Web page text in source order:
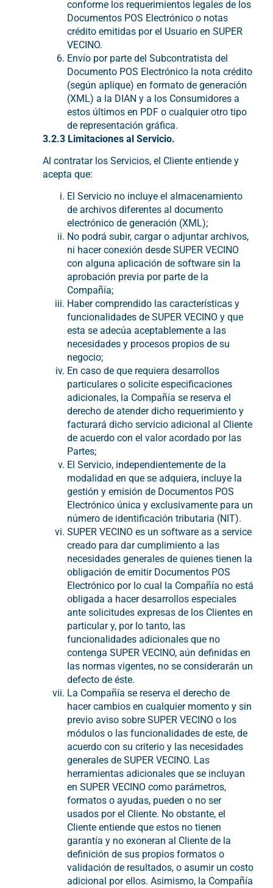
conforme los requerimientos legales de los
Documentos POS Electrónico o notas
crédito emitidas por el Usuario en SUPER
VECINO.
Envío por parte del Subcontratista del
Documento POS Electrónico la nota crédito
(según aplique) en formato de generación
(XML) a la DIAN y a los Consumidores a
estos últimos en PDF o cualquier otro tipo
de representación gráfica.
3.2.3 Limitaciones al Servicio.
Al contratar los Servicios, el Cliente entiende y
acepta que:
El Servicio no incluye el almacenamiento
de archivos diferentes al documento
electrónico de generación (XML);
No podrá subir, cargar o adjuntar archivos,
ni hacer conexión desde SUPER VECINO
con alguna aplicación de software sin la
aprobación previa por parte de la
Compañía;
Haber comprendido las características y
funcionalidades de SUPER VECINO y que
esta se adecúa aceptablemente a las
necesidades y procesos propios de su
negocio;
En caso de que requiera desarrollos
particulares o solicite especificaciones
adicionales, la Compañía se reserva el
derecho de atender dicho requerimiento y
facturará dicho servicio adicional al Cliente
de acuerdo con el valor acordado por las
Partes;
El Servicio, independientemente de la
modalidad en que se adquiera, incluye la
gestión y emisión de Documentos POS
Electrónico única y exclusivamente para un
número de identificación tributaria (NIT).
SUPER VECINO es un software as a service
creado para dar cumplimiento a las
necesidades generales de quienes tienen la
obligación de emitir Documentos POS
Electrónico por lo cual la Compañía no está
obligada a hacer desarrollos especiales
ante solicitudes expresas de los Clientes en
particular y, por lo tanto, las
funcionalidades adicionales que no
contenga SUPER VECINO, aún definidas en
las normas vigentes, no se considerarán un
defecto de éste.
La Compañía se reserva el derecho de
hacer cambios en cualquier momento y sin
previo aviso sobre SUPER VECINO o los
módulos o las funcionalidades de este, de
acuerdo con su criterio y las necesidades
generales de SUPER VECINO. Las
herramientas adicionales que se incluyan
en SUPER VECINO como parámetros,
formatos o ayudas, pueden o no ser
usados por el Cliente. No obstante, el
Cliente entiende que estos no tienen
garantía y no exoneran al Cliente de la
definición de sus propios formatos o
validación de resultados, o asumir un costo
adicional por ellos. Asimismo, la Compañía